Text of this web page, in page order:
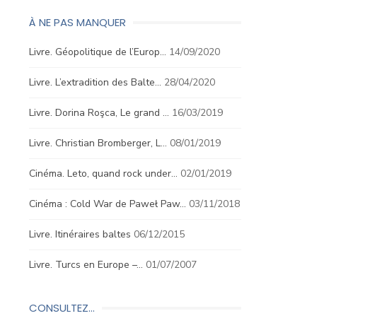
À NE PAS MANQUER
Livre. Géopolitique de l’Europ… 14/09/2020
Livre. L’extradition des Balte… 28/04/2020
Livre. Dorina Roşca, Le grand … 16/03/2019
Livre. Christian Bromberger, L… 08/01/2019
Cinéma. Leto, quand rock under… 02/01/2019
Cinéma : Cold War de Paweł Paw… 03/11/2018
Livre. Itinéraires baltes 06/12/2015
Livre. Turcs en Europe –… 01/07/2007
CONSULTEZ…